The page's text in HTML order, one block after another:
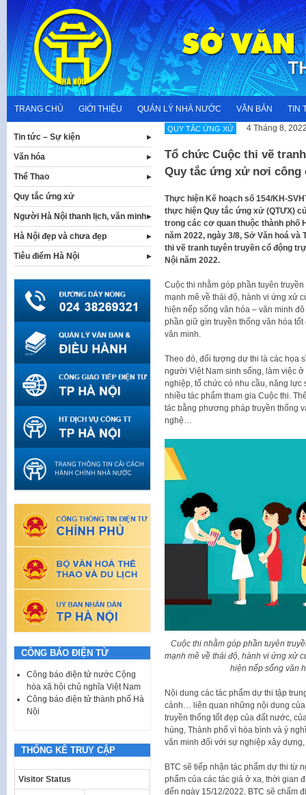
content
TRANG CHỦ GIỚI THIỆU QUẢN LÝ NHÀ NƯỚC VĂN BẢN TIN
QUY TẮC ỨNG XỬ 4 Tháng 8,
Tổ chức Cuộc thi vẽ
Quy tắc ứng xử nơi công
Thực hiện Kế hoạch số 154/KH-
thực hiện Quy tắc ứng xử (QTƯX)
trong các cơ quan thuộc thành phố
năm 2022, ngày 3/8, Sở Văn hoá và
thi vẽ tranh tuyên truyền cổ động
Nội năm 2022.
Cuộc thi nhằm góp phần tuyên
mạnh mẽ về thái độ, hành vi ứng xử
hiện nếp sống văn hóa – văn minh
phần giữ gìn truyền thống văn hóa
văn minh.
Theo đó, đối tượng dự thi là các họa
người Việt Nam sinh sống, làm việc
nghiệp, tổ chức có nhu cầu, năng lực
nhiều tác phẩm tham gia Cuộc thi.
tác bằng phương pháp truyền thống
nghệ…
Cuộc thi nhằm góp phần tuyên
mạnh mẽ về thái độ, hành vi ứng xử
hiện nếp sống văn
Nội dung các tác phẩm dự thi tập
cảnh… liên quan những nội dung
truyền thống tốt đẹp của đất nước,
hùng, Thành phố vì hòa bình và ý
văn minh đối với sự nghiệp xây
BTC sẽ tiếp nhận tác phẩm dự thi từ
phẩm của các tác giả ở xa, thời gian
đến ngày 15/12/2022, BTC sẽ chấm
Tin tức – Sự kiện
Văn hóa
Thể Thao
Quy tắc ứng xử
Người Hà Nội thanh lịch, văn minh
Hà Nội đẹp và chưa đẹp
Tiêu điểm Hà Nội
CÔNG BÁO ĐIỆN TỬ
Công báo điện tử nước Cộng
hòa xã hội chủ nghĩa Việt Nam
Công báo điện tử thành phố Hà
Nội
THỐNG KÊ TRUY CẬP
Visitor Status